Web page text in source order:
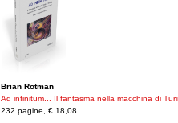
Brian Rotman
Ad infinitum... Il fantasma nella macchina di
232 pagine, € 18,08